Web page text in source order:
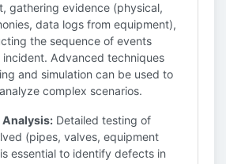
gathering evidence (physical,
data logs from equipment),
the sequence of events
incident. Advanced techniques
and simulation can be used to
complex scenarios.
Analysis: Detailed testing of
(pipes, valves, equipment
essential to identify defects in